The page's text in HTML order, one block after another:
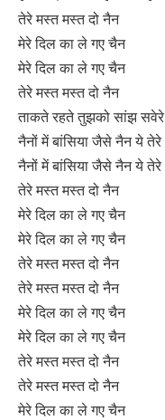
तेरे मस्त मस्त दो नैन
मेरे दिल का ले गए चैन
मेरे दिल का ले गए चैन
तेरे मस्त मस्त दो नैन
ताकते रहते तुझको सांझ सवेरे
नैनों में बांसिया जैसे नैन ये तेरे
नैनों में बांसिया जैसे नैन ये तेरे
तेरे मस्त मस्त दो नैन
मेरे दिल का ले गए चैन
मेरे दिल का ले गए चैन
तेरे मस्त मस्त दो नैन
तेरे मस्त मस्त दो नैन
मेरे दिल का ले गए चैन
मेरे दिल का ले गए चैन
तेरे मस्त मस्त दो नैन
तेरे मस्त मस्त दो नैन
मेरे दिल का ले गए चैन